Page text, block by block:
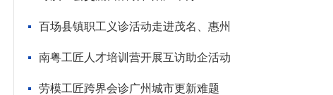
百场县镇职工义诊活动走进茂名、惠州
南粤工匠人才培训营开展互访助企活动
劳模工匠跨界会诊广州城市更新难题